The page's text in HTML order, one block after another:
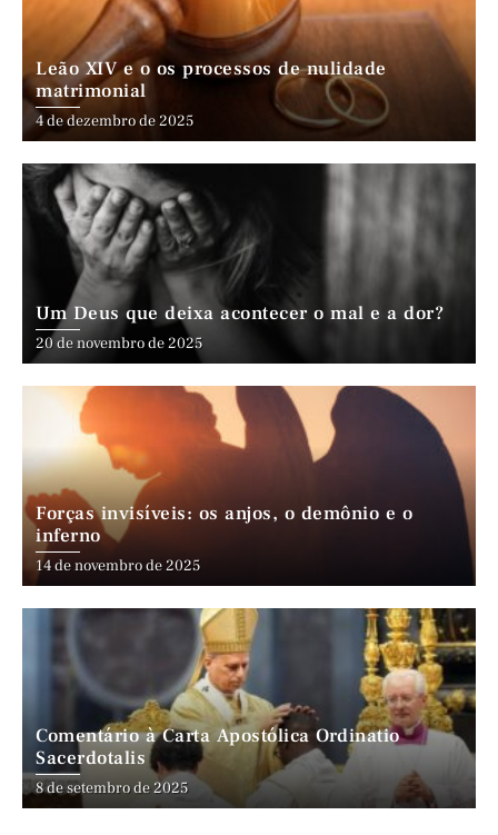
Leão XIV e o os processos de nulidade
matrimonial
4 de dezembro de 2025
Um Deus que deixa acontecer o mal e a dor?
20 de novembro de 2025
Forças invisíveis: os anjos, o demônio e o
inferno
14 de novembro de 2025
Comentário à Carta Apostólica Ordinatio
Sacerdotalis
8 de setembro de 2025